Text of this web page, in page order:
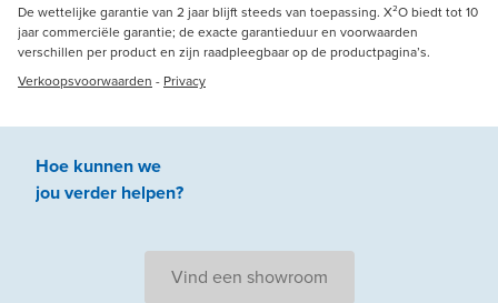
De wettelijke garantie van 2 jaar blijft steeds van toepassing. X²O biedt tot 10
jaar commerciële garantie; de exacte garantieduur en voorwaarden
verschillen per product en zijn raadpleegbaar op de productpagina’s.
Verkoopsvoorwaarden - Privacy
Hoe kunnen we
jouverder helpen?
Vind een showroom